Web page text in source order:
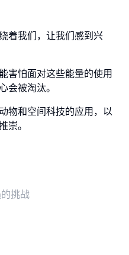
着我们，让我们感到兴
害怕面对这些能量的使用
会被淘汰。
物和空间科技的应用，以
崇。
挑战